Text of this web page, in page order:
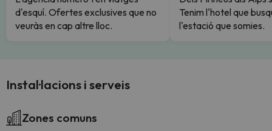
d'esquí. Ofertes exclusives que no
veuràs en cap altre lloc.
Tenim l'hotel que
l'estació que somies.
Instal·lacions i serveis
Zones comuns